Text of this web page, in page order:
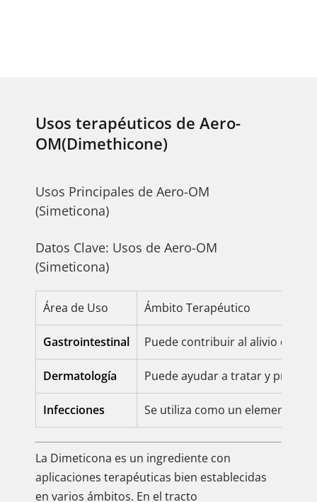
Usos terapéuticos de Aero-
OM(Dimethicone)
Usos Principales de Aero-OM
(Simeticona)
Datos Clave: Usos de Aero-OM
(Simeticona)
Área de Uso Ámbito Terapéutico
Gastrointestinal Puede contribuir al alivio de las
Dermatología Puede ayudar a tratar y
Infecciones Se utiliza como un elemento
La Dimeticona es un ingrediente con
aplicaciones terapéuticas bien establecidas
en varios ámbitos. En el tracto